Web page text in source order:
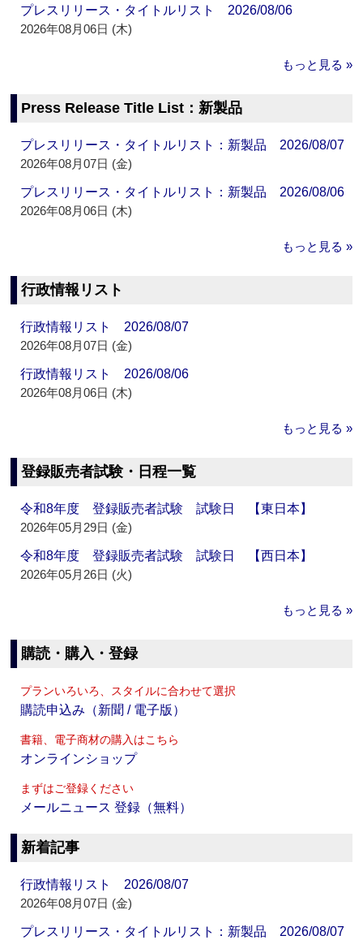
プレスリリース・タイトルリスト 2026/08/06
2026年08月06日 (木)
もっと見る »
Press Release Title List：新製品
プレスリリース・タイトルリスト：新製品 2026/08/07
2026年08月07日 (金)
プレスリリース・タイトルリスト：新製品 2026/08/06
2026年08月06日 (木)
もっと見る »
行政情報リスト
行政情報リスト 2026/08/07
2026年08月07日 (金)
行政情報リスト 2026/08/06
2026年08月06日 (木)
もっと見る »
登録販売者試験・日程一覧
令和8年度 登録販売者試験 試験日 【東日本】
2026年05月29日 (金)
令和8年度 登録販売者試験 試験日 【西日本】
2026年05月26日 (火)
もっと見る »
購読・購入・登録
プランいろいろ、スタイルに合わせて選択
購読申込み（新聞 / 電子版）
書籍、電子商材の購入はこちら
オンラインショップ
まずはご登録ください
メールニュース 登録（無料）
新着記事
行政情報リスト 2026/08/07
2026年08月07日 (金)
プレスリリース・タイトルリスト：新製品 2026/08/07